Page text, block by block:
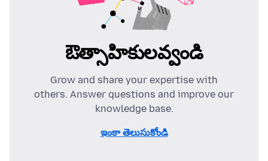
ఔత్సాహికులవ్వండి
Grow and share your expertise with
others. Answer questions and improve our
knowledge base.
ఇంకా తెలుసుకోండి